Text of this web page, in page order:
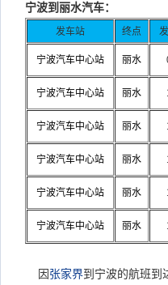
宁波到丽水汽车：
发车站 终点
宁波汽车中心站 丽水
宁波汽车中心站 丽水
宁波汽车中心站 丽水
宁波汽车中心站 丽水
宁波汽车中心站 丽水
宁波汽车中心站 丽水
因张家界到宁波的航班到